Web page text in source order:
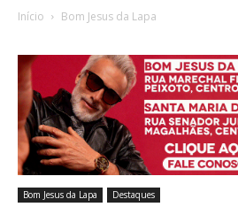
Início Bom Jesus da Lapa
Bom Jesus da Lapa Destaques